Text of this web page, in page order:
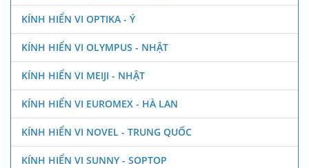
KÍNH HIỂN VI OPTIKA - Ý
KÍNH HIỂN VI OLYMPUS - NHẬT
KÍNH HIỂN VI MEIJI - NHẬT
KÍNH HIỂN VI EUROMEX - HÀ LAN
KÍNH HIỂN VI NOVEL - TRUNG QUỐC
KÍNH HIỂN VI SUNNY - SOPTOP